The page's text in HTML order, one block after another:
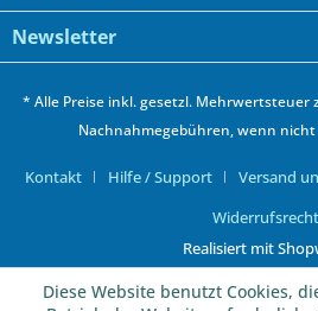
Newsletter
* Alle Preise inkl. gesetzl. Mehrwertsteuer
Nachnahmegebühren, wenn
Kontakt Hilfe / Support
Versand
Widerrufsrecht
Realisiert mit
Diese Website benutzt Cookies,